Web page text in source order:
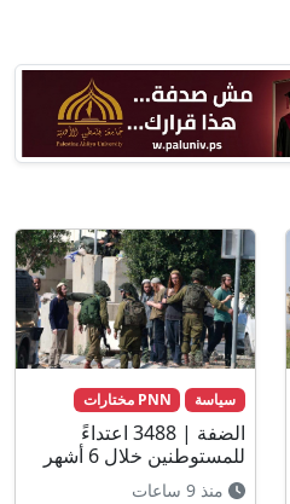
سياسة PNN مختارات
الضفة | 3488 اعتداءً
للمستوطنين خلال 6 أشهر
منذ 9 ساعات